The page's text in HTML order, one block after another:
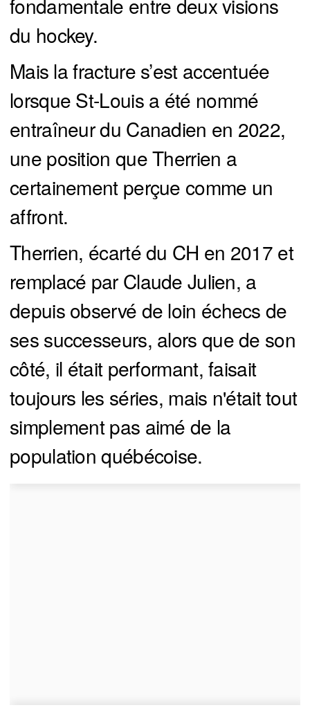
fondamentale entre deux visions
du hockey.
Mais la fracture s’est accentuée
lorsque St-Louis a été nommé
entraîneur du Canadien en 2022,
une position que Therrien a
certainement perçue comme un
affront.
Therrien, écarté du CH en 2017 et
remplacé par Claude Julien, a
depuis observé de loin échecs de
ses successeurs, alors que de son
côté, il était performant, faisait
toujours les séries, mais n'était tout
simplement pas aimé de la
population québécoise.